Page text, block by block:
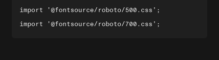
import '@fontsource/roboto/500.css';